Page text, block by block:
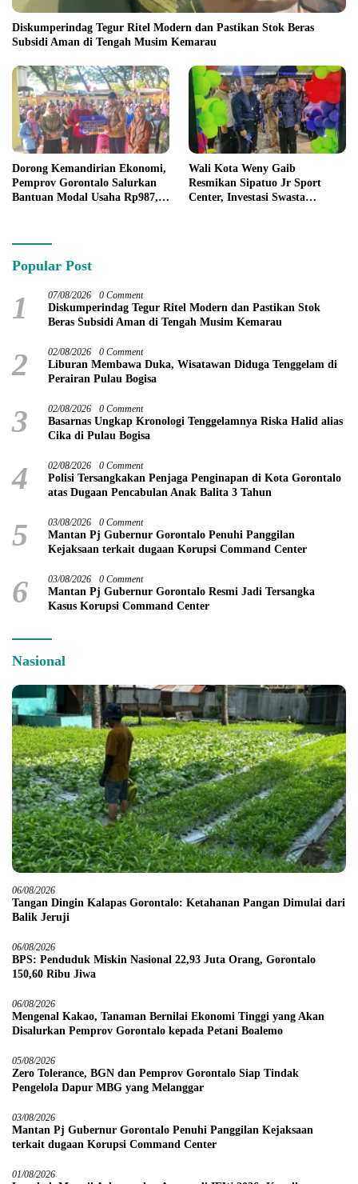
Diskumperindag Tegur Ritel Modern dan Pastikan Stok Beras
Subsidi Aman di Tengah Musim Kemarau
Dorong Kemandirian Ekonomi,
Pemprov Gorontalo Salurkan
Bantuan Modal Usaha Rp987,5
Wali Kota Weny Gaib
Resmikan Sipatuo Jr Sport
Center, Investasi Swasta
Popular Post
1 07/08/2026 0 Comment
Diskumperindag Tegur Ritel Modern dan Pastikan Stok
Beras Subsidi Aman di Tengah Musim Kemarau
2 02/08/2026 0 Comment
Liburan Membawa Duka, Wisatawan Diduga Tenggelam di
Perairan Pulau Bogisa
3 02/08/2026 0 Comment
Basarnas Ungkap Kronologi Tenggelamnya Riska Halid alias
Cika di Pulau Bogisa
4 02/08/2026 0 Comment
Polisi Tersangkakan Penjaga Penginapan di Kota Gorontalo
atas Dugaan Pencabulan Anak Balita 3 Tahun
5 03/08/2026 0 Comment
Mantan Pj Gubernur Gorontalo Penuhi Panggilan
Kejaksaan terkait dugaan Korupsi Command Center
6 03/08/2026 0 Comment
Mantan Pj Gubernur Gorontalo Resmi Jadi Tersangka
Kasus Korupsi Command Center
Nasional
06/08/2026
Tangan Dingin Kalapas Gorontalo: Ketahanan Pangan Dimulai dari
Balik Jeruji
06/08/2026
BPS: Penduduk Miskin Nasional 22,93 Juta Orang, Gorontalo
150,60 Ribu Jiwa
06/08/2026
Mengenal Kakao, Tanaman Bernilai Ekonomi Tinggi yang Akan
Disalurkan Pemprov Gorontalo kepada Petani Boalemo
05/08/2026
Zero Tolerance, BGN dan Pemprov Gorontalo Siap Tindak
Pengelola Dapur MBG yang Melanggar
03/08/2026
Mantan Pj Gubernur Gorontalo Penuhi Panggilan Kejaksaan
terkait dugaan Korupsi Command Center
01/08/2026